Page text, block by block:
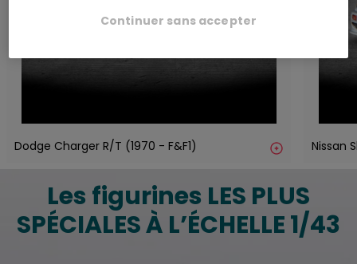
Dodge Charger R/T (1970 - F&F1) Nissan
Les figurines LES PLUS
SPÉCIALES À L’ÉCHELLE 1/43
Continuer sans accepter